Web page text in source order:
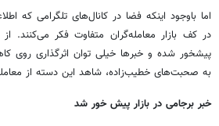
اما باوجود اینکه فضا در کانال‌های تلگرامی که
در کف بازار معامله‌گران متفاوت فکر می‌کنند. از
پیشخور شده و خبرها خیلی توان اثرگذاری روی
به صحبت‌های خطیب‌زاده، شاهد این دسته از
خبر برجامی در بازار پیش خور شد